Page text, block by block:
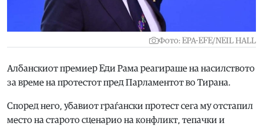
Фото: EPA-EFE/NEIL HALL
Албанскиот премиер Еди Рама реагираше на насилството
за време на протестот пред Парламентот во Тирана.
Според него, убавиот граѓански протест сега му отстапил
место на старото сценарио на конфликт, тепачки и